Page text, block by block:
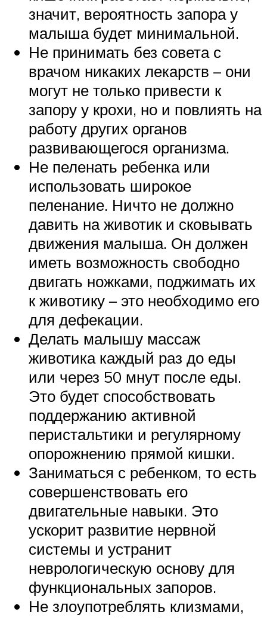
значит, вероятность запора у
малыша будет минимальной.
Не принимать без совета с
врачом никаких лекарств – они
могут не только привести к
запору у крохи, но и повлиять на
работу других органов
развивающегося организма.
Не пеленать ребенка или
использовать широкое
пеленание. Ничто не должно
давить на животик и сковывать
движения малыша. Он должен
иметь возможность свободно
двигать ножками, поджимать их
к животику – это необходимо его
для дефекации.
Делать малышу массаж
животика каждый раз до еды
или через 50 мнут после еды.
Это будет способствовать
поддержанию активной
перистальтики и регулярному
опорожнению прямой кишки.
Заниматься с ребенком, то есть
совершенствовать его
двигательные навыки. Это
ускорит развитие нервной
системы и устранит
неврологическую основу для
функциональных запоров.
Не злоупотреблять клизмами,